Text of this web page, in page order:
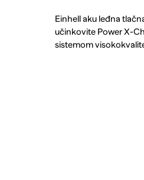
Einhell aku leđna
učinkovite Power X-
sistemom